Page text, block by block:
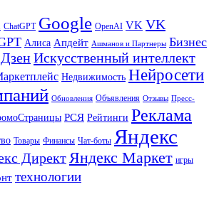
ChatGPT Google OpenAI VK VK
Алиса Апдейт Ашманов и Партнеры Бизнес
ДзенИскусственный интеллект
Недвижимость Нейросети
Обновления Объявления Отзывы Пресс-
РСЯ Рейтинги Реклама
Товары Финансы Чат-боты Яндекс
ДиректЯндекс Маркет игры
технологии